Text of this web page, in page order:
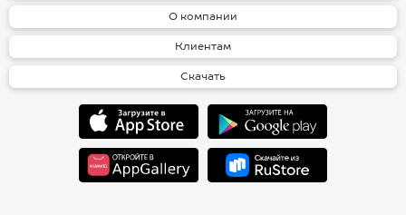
О компании
Клиентам
Скачать